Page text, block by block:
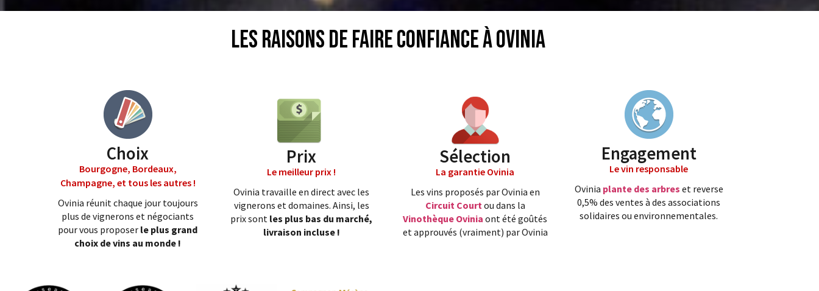
Les raisons de faire confiance à Ovinia
Choix
Bourgogne, Bordeaux,
Champagne, et tous les autres !
Ovinia réunit chaque jour toujours
plus de vignerons et négociants
pour vous proposer le plus grand
choix de vins au monde !
Prix
Le meilleur prix !
Ovinia travaille en direct avec les
vignerons et domaines. Ainsi, les
prix sont les plus bas du marché,
livraison incluse !
Sélection
La garantie Ovinia
Les vins proposés par Ovinia en
Circuit Courtou dans la
Vinothèque Ovinia ont été goûtés
et approuvés (vraiment) par Ovinia
Engagement
Le vin responsable
Ovinia plante des arbres et reverse
0,5% des ventes à des associations
solidaires ou environnementales.